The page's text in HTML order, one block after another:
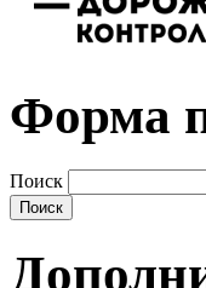
Форма
Поиск